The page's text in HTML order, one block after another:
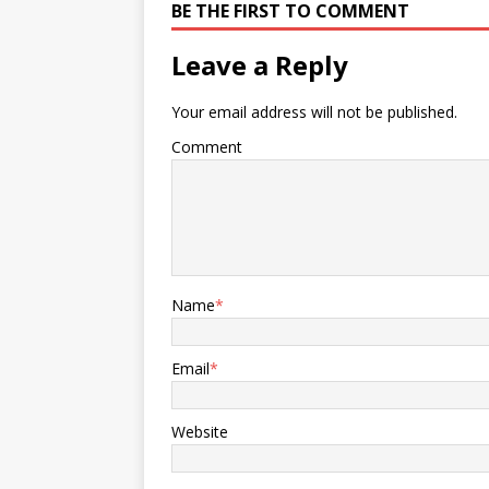
BE THE FIRST TO COMMENT
Leave a Reply
Your email address will not be published.
Comment
Name*
Email*
Website